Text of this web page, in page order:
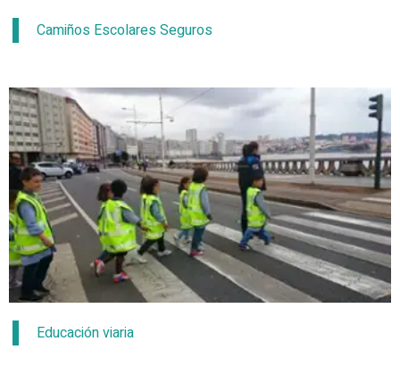
Camiños Escolares Seguros
Educación viaria